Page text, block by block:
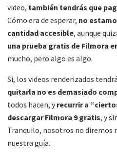
video, también tendrás que
Cómo era de esperar, no
cantidad accesible, aunque
una prueba gratis de Filmora
mucho, pero algo es algo.
Si, los videos renderizados
quitarla no es demasiado
todos hacen, y recurrir a
descargar Filmora 9 gratis, y
Tranquilo, nosotros no diremos
nuestra guía.